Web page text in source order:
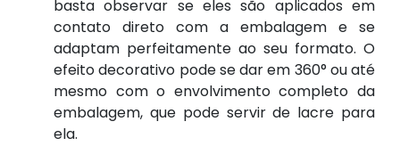
basta observar se eles são aplicados em
contato direto com a embalagem e se
adaptam perfeitamente ao seu formato. O
efeito decorativo pode se dar em 360° ou até
mesmo com o envolvimento completo da
embalagem, que pode servir de lacre para
ela.